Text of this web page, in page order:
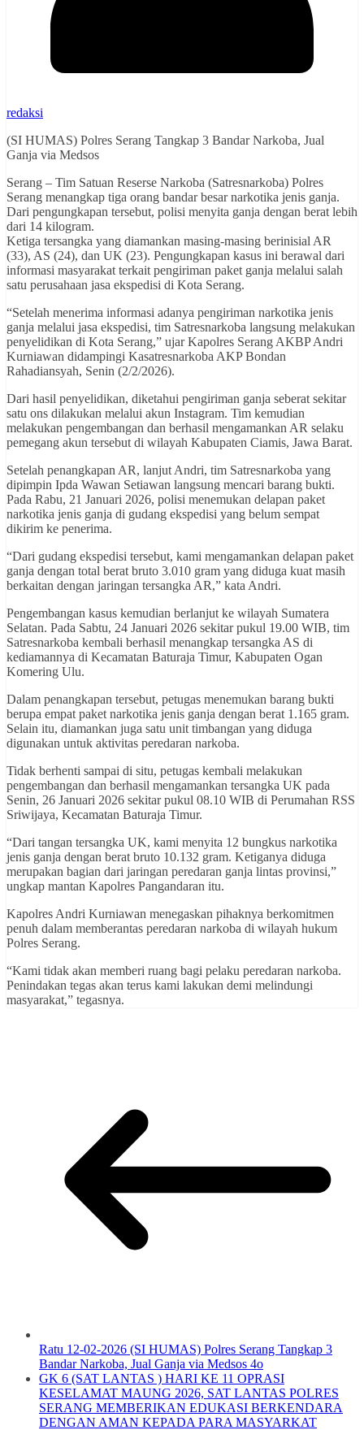
redaksi
(SI HUMAS) Polres Serang Tangkap 3 Bandar Narkoba, Jual
Ganja via Medsos
Serang – Tim Satuan Reserse Narkoba (Satresnarkoba) Polres
Serang menangkap tiga orang bandar besar narkotika jenis ganja.
Dari pengungkapan tersebut, polisi menyita ganja dengan berat lebih
dari 14 kilogram.
Ketiga tersangka yang diamankan masing-masing berinisial AR
(33), AS (24), dan UK (23). Pengungkapan kasus ini berawal dari
informasi masyarakat terkait pengiriman paket ganja melalui salah
satu perusahaan jasa ekspedisi di Kota Serang.
“Setelah menerima informasi adanya pengiriman narkotika jenis
ganja melalui jasa ekspedisi, tim Satresnarkoba langsung melakukan
penyelidikan di Kota Serang,” ujar Kapolres Serang AKBP Andri
Kurniawan didampingi Kasatresnarkoba AKP Bondan
Rahadiansyah, Senin (2/2/2026).
Dari hasil penyelidikan, diketahui pengiriman ganja seberat sekitar
satu ons dilakukan melalui akun Instagram. Tim kemudian
melakukan pengembangan dan berhasil mengamankan AR selaku
pemegang akun tersebut di wilayah Kabupaten Ciamis, Jawa Barat.
Setelah penangkapan AR, lanjut Andri, tim Satresnarkoba yang
dipimpin Ipda Wawan Setiawan langsung mencari barang bukti.
Pada Rabu, 21 Januari 2026, polisi menemukan delapan paket
narkotika jenis ganja di gudang ekspedisi yang belum sempat
dikirim ke penerima.
“Dari gudang ekspedisi tersebut, kami mengamankan delapan paket
ganja dengan total berat bruto 3.010 gram yang diduga kuat masih
berkaitan dengan jaringan tersangka AR,” kata Andri.
Pengembangan kasus kemudian berlanjut ke wilayah Sumatera
Selatan. Pada Sabtu, 24 Januari 2026 sekitar pukul 19.00 WIB, tim
Satresnarkoba kembali berhasil menangkap tersangka AS di
kediamannya di Kecamatan Baturaja Timur, Kabupaten Ogan
Komering Ulu.
Dalam penangkapan tersebut, petugas menemukan barang bukti
berupa empat paket narkotika jenis ganja dengan berat 1.165 gram.
Selain itu, diamankan juga satu unit timbangan yang diduga
digunakan untuk aktivitas peredaran narkoba.
Tidak berhenti sampai di situ, petugas kembali melakukan
pengembangan dan berhasil mengamankan tersangka UK pada
Senin, 26 Januari 2026 sekitar pukul 08.10 WIB di Perumahan RSS
Sriwijaya, Kecamatan Baturaja Timur.
“Dari tangan tersangka UK, kami menyita 12 bungkus narkotika
jenis ganja dengan berat bruto 10.132 gram. Ketiganya diduga
merupakan bagian dari jaringan peredaran ganja lintas provinsi,”
ungkap mantan Kapolres Pangandaran itu.
Kapolres Andri Kurniawan menegaskan pihaknya berkomitmen
penuh dalam memberantas peredaran narkoba di wilayah hukum
Polres Serang.
“Kami tidak akan memberi ruang bagi pelaku peredaran narkoba.
Penindakan tegas akan terus kami lakukan demi melindungi
masyarakat,” tegasnya.
Ratu 12-02-2026 (SI HUMAS) Polres Serang Tangkap 3
Bandar Narkoba, Jual Ganja via Medsos 4o
GK 6 (SAT LANTAS ) HARI KE 11 OPRASI
KESELAMAT MAUNG 2026, SAT LANTAS POLRES
SERANG MEMBERIKAN EDUKASI BERKENDARA
DENGAN AMAN KEPADA PARA MASYARKAT